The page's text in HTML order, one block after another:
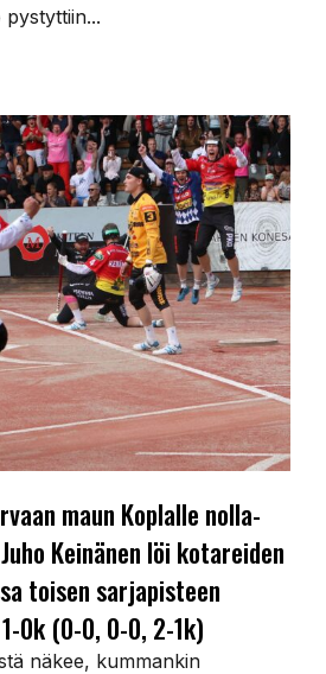
pystyttiin...
maun Koplalle nolla-
Keinänen löi kotareiden
toisen sarjapisteen
1-0k (0-0, 0-0, 2-1k)
näkee, kummankin